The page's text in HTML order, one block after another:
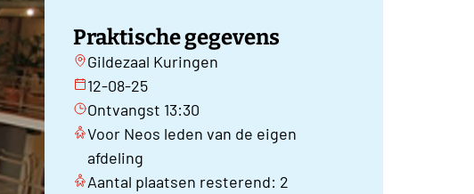
Praktische gegevens
Gildezaal Kuringen
12-08-25
Ontvangst 13:30
Voor Neos leden van de eigen
afdeling
Aantal plaatsen resterend: 2